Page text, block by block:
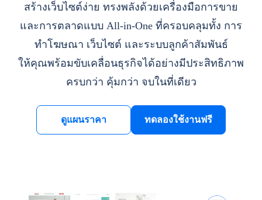
สร้างเว็บไซต์ง่าย ทรงพลังด้วยเครื่องมือการขาย
และการตลาดแบบ All-in-One ที่ครอบคลุมทั้ง การ
ทำโฆษณา เว็บไซต์ และระบบลูกค้าสัมพันธ์
ให้คุณพร้อมขับเคลื่อนธุรกิจได้อย่างมีประสิทธิภาพ
ครบกว่า คุ้มกว่า จบในที่เดียว
ดูแผนราคา ทดลองใช้งานฟรี